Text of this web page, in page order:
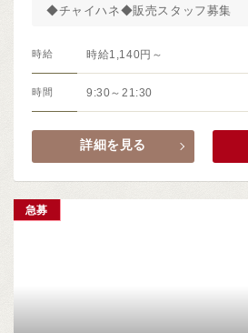
◆チャイハネ◆販売スタッフ募集
時給 時給1,140円～
時間 9:30～21:30
詳細を見る
急募